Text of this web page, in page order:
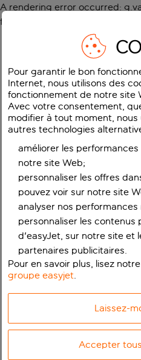
A rendering error occurred:
function
Pour garantir le bon
Internet, nous utilisons des
fonctionnement de notre site
Avec votre consentement,
modifier à tout moment,
autres technologies
améliorer les
notre site Web;
personnaliser les offres
pouvez voir sur notre site
analyser nos performances
personnaliser les
d'easyJet, sur notre site et
partenaires publicitaires.
Pour en savoir plus, lisez notre
groupe easyjet.
Laissez-
Accepter